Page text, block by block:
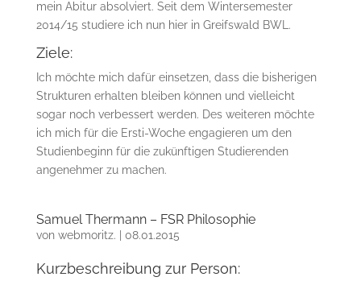
mein Abitur absolviert. Seit dem Wintersemester
2014/15 studiere ich nun hier in Greifswald BWL.
Ziele:
Ich möchte mich dafür einsetzen, dass die bisherigen
Strukturen erhalten bleiben können und vielleicht
sogar noch verbessert werden. Des weiteren möchte
ich mich für die Ersti-Woche engagieren um den
Studienbeginn für die zukünftigen Studierenden
angenehmer zu machen.
Samuel Thermann – FSR Philosophie
von webmoritz. 08.01.2015
Kurzbeschreibung zur Person: